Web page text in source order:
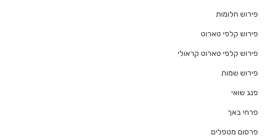
פירוש חלומות
פירוש קלפי טארוט
פירוש קלפי טארוט קראולי
פירוש שמות
פנג שואי
פרחי באך
פרסום מטפלים